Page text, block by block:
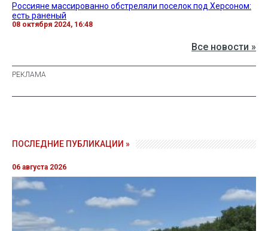
Россияне массированно обстреляли поселок под Херсоном:
есть раненый
08 октября 2024, 16:48
Все новости »
ПОСЛЕДНИЕ ПУБЛИКАЦИИ »
06 августа 2026